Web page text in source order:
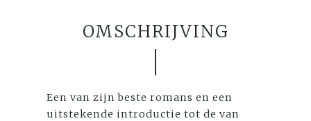
OMSCHRIJVING
Een van zijn beste romans en een
uitstekende introductie tot de van